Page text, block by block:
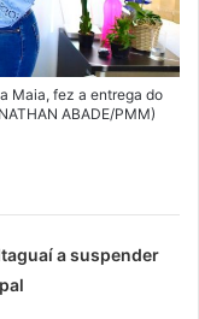
Maia, fez a entrega do
ABADE/PMM)
a suspender